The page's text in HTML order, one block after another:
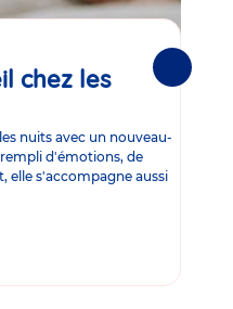
chez les
nuits avec un nouveau-
d'émotions, de
elle s'accompagne aussi